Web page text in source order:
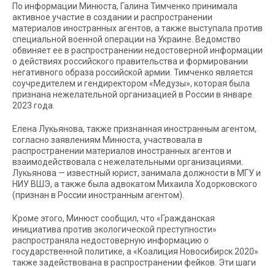
По информации Минюста, Галина Тимченко принимала
активное участие в создании и распространении
материалов иностранных агентов, а также выступала против
специальной военной операции на Украине. Ведомство
обвиняет ее в распространении недостоверной информации
о действиях российского правительства и формировании
негативного образа российской армии. Тимченко является
соучредителем и гендиректором «Медузы», которая была
признана нежелательной организацией в России в январе
2023 года.
Елена Лукьянова, также признанная иностранным агентом,
согласно заявлениям Минюста, участвовала в
распространении материалов иностранных агентов и
взаимодействовала с нежелательными организациями.
Лукьянова — известный юрист, занимала должности в МГУ и
НИУ ВШЭ, а также была адвокатом Михаила Ходорковского
(признан в России иностранным агентом).
Кроме этого, Минюст сообщил, что «Гражданская
инициатива против экологической преступности»
распространяла недостоверную информацию о
государственной политике, а «Коалиция Новосибирск 2020»
также задействована в распространении фейков. Эти шаги